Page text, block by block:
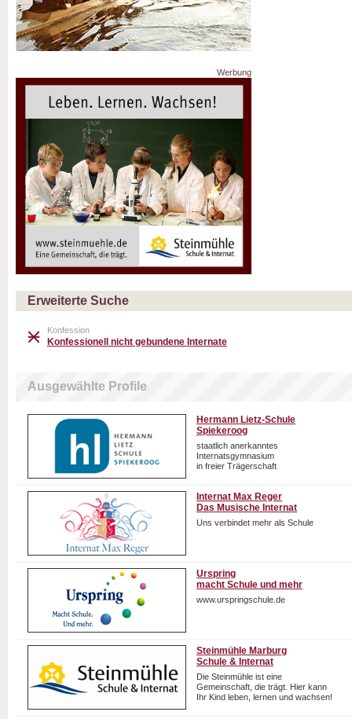
Werbung
Erweiterte Suche
Konfession
Konfessionell nicht gebundene Internate
Ausgewählte Profile
Hermann Lietz-Schule
Spiekeroog
staatlich anerkanntes
Internatsgymnasium
in freier Trägerschaft
Internat Max Reger
Das Musische Internat
Uns verbindet mehr als Schule
Urspring
macht Schule und mehr
www.urspringschule.de
Steinmühle Marburg
Schule & Internat
Die Steinmühle ist eine
Gemeinschaft, die trägt. Hier kann
Ihr Kind leben, lernen und wachsen!